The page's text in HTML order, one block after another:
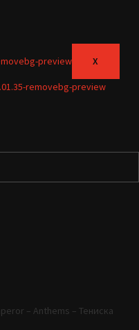
X
– Anthems – Тениска